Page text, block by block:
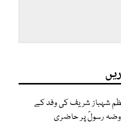
شہباز شریف کی وفد کے
رسولؐ پر حاضری